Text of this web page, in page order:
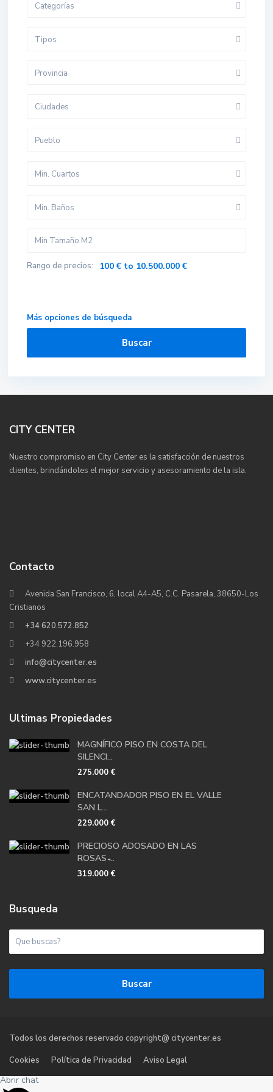
Categorías
Tipos
Provincia
Ciudades
Pueblo
Min. Cuartos
Min. Baños
Rango de precios: 100 € to 10.500.000 €
Más opciones de búsqueda
Buscar
CITY CENTER
Nuestro compromiso en City Center es la satisfacción de nuestros
clientes, brindándoles el mejor servicio y asesoramiento de la isla.
Contacto
Avenida San Francisco, 6, local A4-A5, C.C. Pasarela, 38650-Los
Cristianos
+34 620.572.852
+34 922.196.958
info@citycenter.es
www.citycenter.es
Ultimas Propiedades
MAGNÍFICO PISO EN COSTA DEL
SILENCI...
275.000 €
ENCATANDADOR PISO EN EL VALLE
SAN L...
229.000 €
PRECIOSO ADOSADO EN LAS
ROSAS ̵...
319.000 €
Busqueda
Buscar
Todos los derechos reservado copyright@ citycenter.es
Cookies
Política de Privacidad Aviso Legal
Abrir chat